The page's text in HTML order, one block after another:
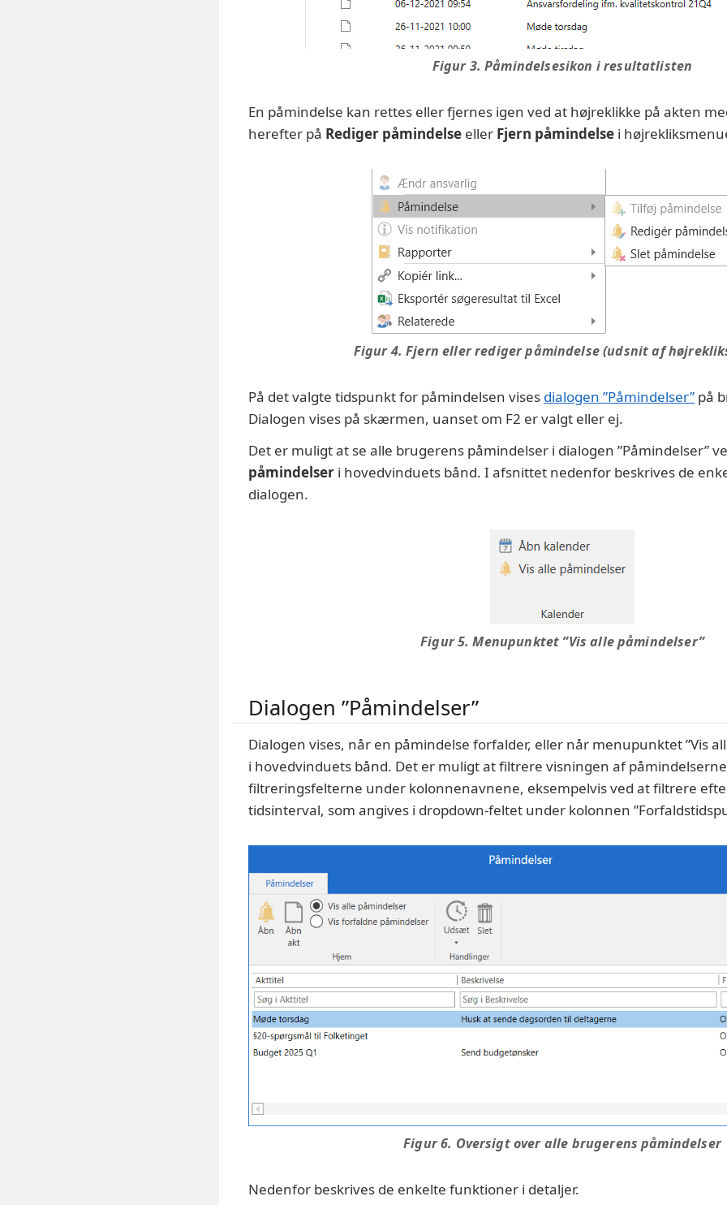
Figur 3. Påmindelsesikon i resultatlisten
En påmindelse kan rettes eller fjernes igen ved at højreklikke på akten
herefter på Rediger påmindelse eller Fjern påmindelse i
Figur 4. Fjern eller rediger påmindelse (udsnit af
På det valgte tidspunkt for påmindelsen vises dialogen ”Påmindelser” på
Dialogen vises på skærmen, uanset om F2 er valgt eller ej.
Det er muligt at se alle brugerens påmindelser i dialogen ”Påmindelser”
påmindelser i hovedvinduets bånd. I afsnittet nedenfor beskrives de
dialogen.
Figur 5. Menupunktet ”Vis alle påmindelser”
Dialogen ”Påmindelser”
Dialogen vises, når en påmindelse forfalder, eller når menupunktet ”Vis
i hovedvinduets bånd. Det er muligt at filtrere visningen af
filtreringsfelterne under kolonnenavnene, eksempelvis ved at filtrere
tidsinterval, som angives i dropdown-feltet under kolonnen
Figur 6. Oversigt over alle brugerens påmindelser
Nedenfor beskrives de enkelte funktioner i detaljer.